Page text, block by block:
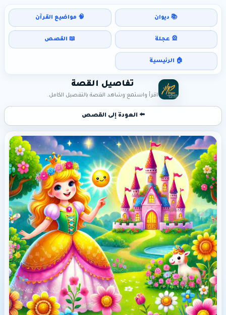
📚 ديوان 🧠 مواضيع القرآن
🎡 عجلة 📖 القصص
🏠 الرئيسية
تفاصيل القصة
اقرأ واستمع وشاهد القصة بالتفصيل الكامل.
⬅️ العودة إلى القصص